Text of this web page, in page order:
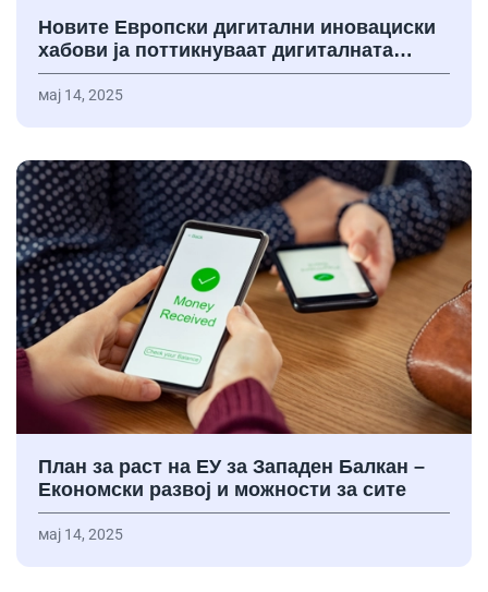
Новите Европски дигитални иновациски
хабови ја поттикнуваат дигиталната…
мај 14, 2025
План за раст на ЕУ за Западен Балкан –
Економски развој и можности за сите
мај 14, 2025